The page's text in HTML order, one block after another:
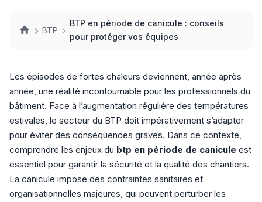
BTP
BTP en période de canicule : conseils
pour protéger vos équipes
Les épisodes de fortes chaleurs deviennent, année après
année, une réalité incontournable pour les professionnels du
bâtiment. Face à l’augmentation régulière des températures
estivales, le secteur du BTP doit impérativement s’adapter
pour éviter des conséquences graves. Dans ce contexte,
comprendre les enjeux du btp en période de canicule est
essentiel pour garantir la sécurité et la qualité des chantiers.
La canicule impose des contraintes sanitaires et
organisationnelles majeures, qui peuvent perturber les